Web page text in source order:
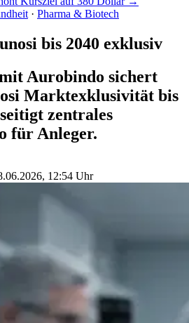
· Pharma & Biotech
bis 2040 exklusiv
Aurobindo sichert
Marktexklusivität bis
zentrales
für Anleger.
12:54 Uhr